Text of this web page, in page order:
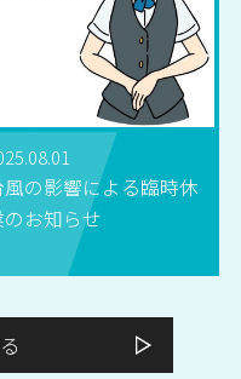
風の影響による臨時休
のお知らせ